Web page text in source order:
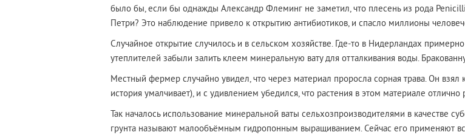
было бы, если бы однажды Александр Флеминг не заметил, что плесень из рода
Петри? Это наблюдение привело к открытию антибиотиков, и спасло миллионы
Случайное открытие случилось и в сельском хозяйстве. Где-то в Нидерландах
утеплителей забыли залить клеем минеральную вату для отталкивания воды.
Местный фермер случайно увидел, что через материал проросла сорная трава. Он
история умалчивает), и с удивлением убедился, что растения в этом материале отлично
Так началось использование минеральной ваты сельхозпроизводителями в качестве
грунта называют малообъёмным гидропонным выращиванием. Сейчас его применяют